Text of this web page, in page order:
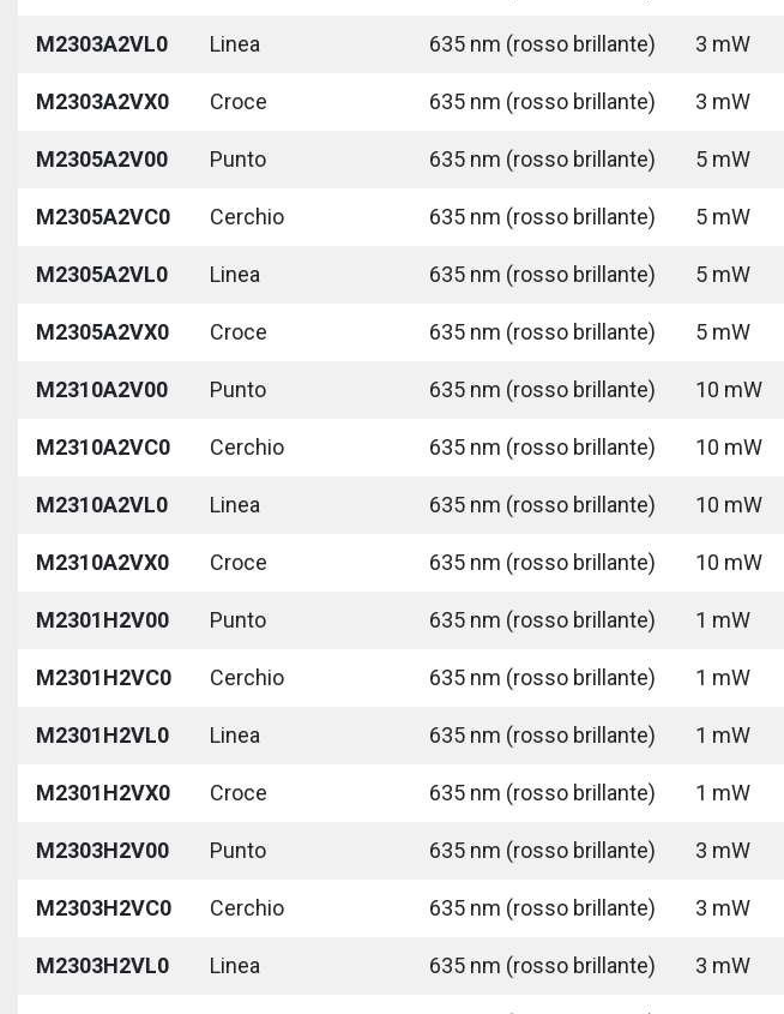
M2303A2VL0 Linea 635 nm (rosso brillante) 3 mW
M2303A2VX0 Croce 635 nm (rosso brillante) 3 mW
M2305A2V00 Punto 635 nm (rosso brillante) 5 mW
M2305A2VC0 Cerchio 635 nm (rosso brillante) 5 mW
M2305A2VL0 Linea 635 nm (rosso brillante) 5 mW
M2305A2VX0 Croce 635 nm (rosso brillante) 5 mW
M2310A2V00 Punto 635 nm (rosso brillante) 10 mW
M2310A2VC0 Cerchio 635 nm (rosso brillante) 10 mW
M2310A2VL0 Linea 635 nm (rosso brillante) 10 mW
M2310A2VX0 Croce 635 nm (rosso brillante) 10 mW
M2301H2V00 Punto 635 nm (rosso brillante) 1 mW
M2301H2VC0 Cerchio 635 nm (rosso brillante) 1 mW
M2301H2VL0 Linea 635 nm (rosso brillante) 1 mW
M2301H2VX0 Croce 635 nm (rosso brillante) 1 mW
M2303H2V00 Punto 635 nm (rosso brillante) 3 mW
M2303H2VC0 Cerchio 635 nm (rosso brillante) 3 mW
M2303H2VL0 Linea 635 nm (rosso brillante) 3 mW